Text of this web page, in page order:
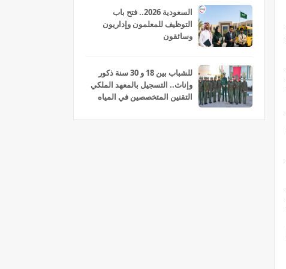
السعودية 2026.. فتح باب
التوظيف للمعلمون وإداريون
وسائقون
للشباب بين 18 و 30 سنة ذكور
وإناث.. التسجيل بالمعهد الملكي
التقنين المتخصصين في المياه